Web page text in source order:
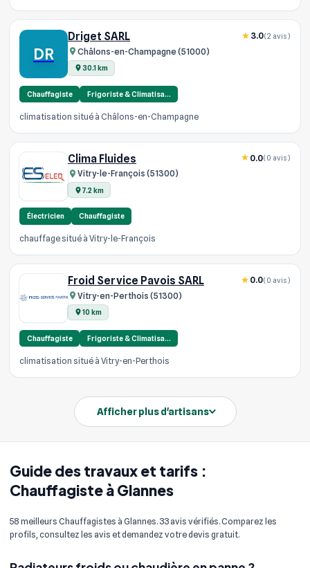
Guide des travaux et tarifs :
Chauffagiste à Glannes
58 meilleurs Chauffagistes à Glannes. 33 avis vérifiés. Comparez les
profils, consultez les avis et demandez votre devis gratuit.
DR
Driget SARL
Châlons-en-Champagne (51000)
30.1 km
3.0(2 avis)
Chauffagiste Frigoriste & Climatisa…
climatisation situé à Châlons-en-Champagne
Clima Fluides
Vitry-le-François (51300)
7.2 km
0.0(0 avis)
Électricien Chauffagiste
chauffage situé à Vitry-le-François
Froid Service Pavois SARL
Vitry-en-Perthois (51300)
10 km
0.0(0 avis)
Chauffagiste Frigoriste & Climatisa…
climatisation situé à Vitry-en-Perthois
Afficher plus d'artisans